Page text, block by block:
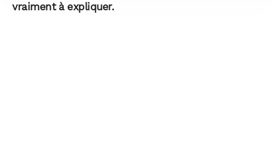
vraiment à expliquer.